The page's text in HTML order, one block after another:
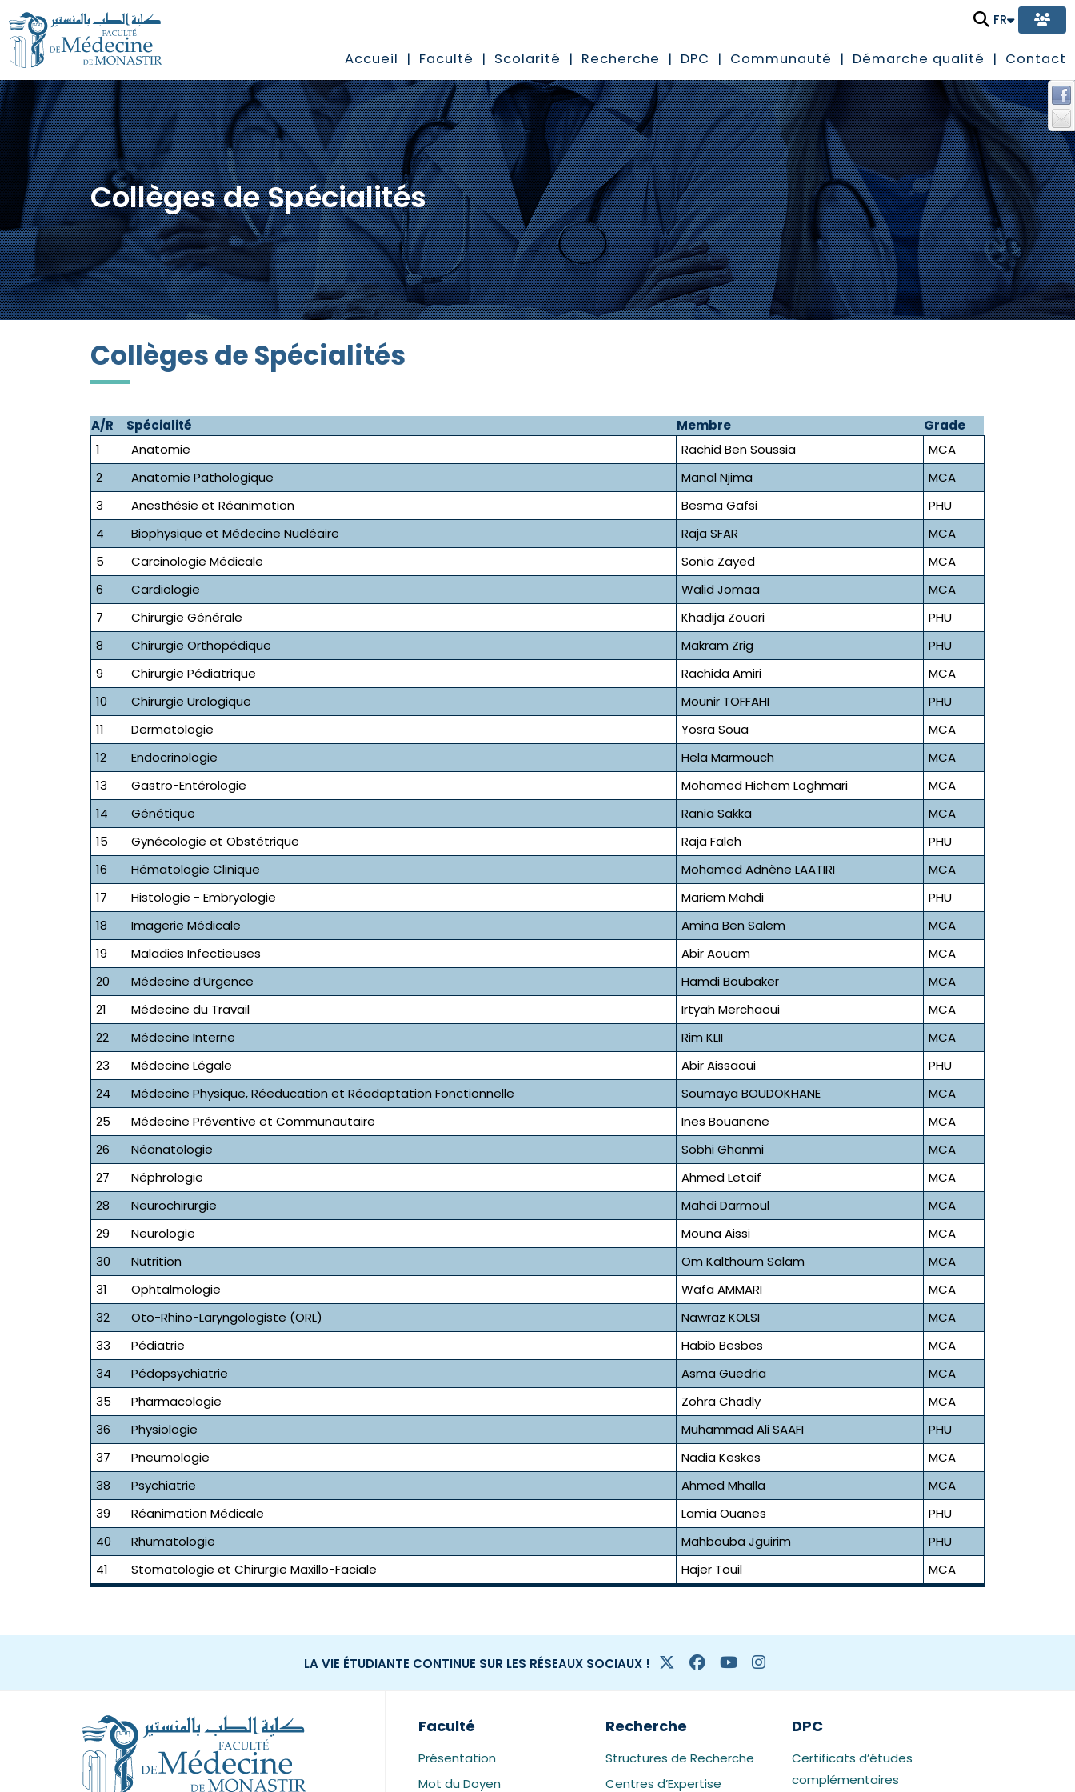
FR
Accueil Faculté Scolarité Recherche DPC Communauté Démarche qualité Contact
Collèges de Spécialités
Collèges de Spécialités
A/R Spécialité Membre
Grade
1
Anatomie Rachid Ben Soussia
MCA
2
Anatomie Pathologique Manal Njima
MCA
3
Anesthésie et Réanimation Besma Gafsi
PHU
4
Biophysique et Médecine Nucléaire Raja SFAR
MCA
5
Carcinologie Médicale Sonia Zayed
MCA
6
Cardiologie Walid Jomaa
MCA
7
Chirurgie Générale Khadija Zouari
PHU
8
Chirurgie Orthopédique Makram Zrig
PHU
9
Chirurgie Pédiatrique Rachida Amiri
MCA
10
Chirurgie Urologique Mounir TOFFAHI
PHU
11
Dermatologie Yosra Soua
MCA
12
Endocrinologie Hela Marmouch
MCA
13
Gastro-Entérologie Mohamed Hichem Loghmari
MCA
14
Génétique Rania Sakka
MCA
15
Gynécologie et Obstétrique Raja Faleh
PHU
16
Hématologie Clinique Mohamed Adnène LAATIRI
MCA
17
Histologie - Embryologie Mariem Mahdi
PHU
18
Imagerie Médicale Amina Ben Salem
MCA
19
Maladies Infectieuses Abir Aouam
MCA
20
Médecine d’Urgence Hamdi Boubaker
MCA
21
Médecine du Travail Irtyah Merchaoui
MCA
22
Médecine Interne Rim KLII
MCA
23
Médecine Légale Abir Aissaoui
PHU
24
Médecine Physique, Réeducation et Réadaptation Fonctionnelle Soumaya BOUDOKHANE
MCA
25
Médecine Préventive et Communautaire Ines Bouanene
MCA
26
Néonatologie Sobhi Ghanmi
MCA
27
Néphrologie Ahmed Letaif
MCA
28
Neurochirurgie Mahdi Darmoul
MCA
29
Neurologie Mouna Aissi
MCA
30
Nutrition Om Kalthoum Salam
MCA
31
Ophtalmologie Wafa AMMARI
MCA
32
Oto-Rhino-Laryngologiste (ORL) Nawraz KOLSI
MCA
33
Pédiatrie Habib Besbes
MCA
34
Pédopsychiatrie Asma Guedria
MCA
35
Pharmacologie Zohra Chadly
MCA
36
Physiologie Muhammad Ali SAAFI
PHU
37
Pneumologie Nadia Keskes
MCA
38
Psychiatrie Ahmed Mhalla
MCA
39
Réanimation Médicale Lamia Ouanes
PHU
40
Rhumatologie Mahbouba Jguirim
PHU
41
Stomatologie et Chirurgie Maxillo-Faciale Hajer Touil MCA
LA VIE ÉTUDIANTE CONTINUE SUR LES RÉSEAUX SOCIAUX !
Faculté
Présentation
Mot du Doyen
Recherche
Structures de Recherche
Centres d’Expertise
DPC
Certificats d’études
complémentaires